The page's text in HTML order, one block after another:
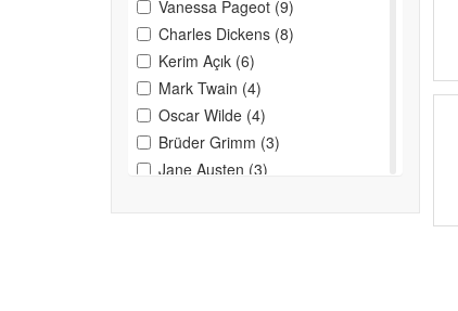
Vanessa Pageot (9)
Charles Dickens (8)
Kerim Açık (6)
Mark Twain (4)
Oscar Wilde (4)
Brüder Grimm (3)
Jane Austen (3)
(3)